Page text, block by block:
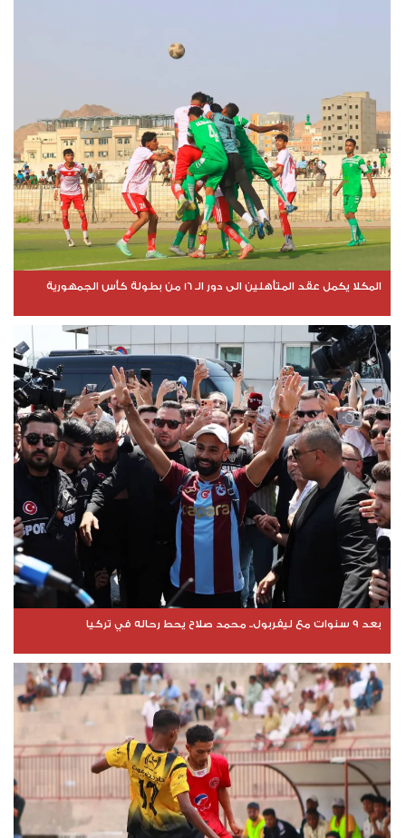
المكلا يكمل عقد المتأهلين الى دور الـ 16 من بطولة كأس الجمهورية
بعد 9 سنوات مع ليفربول.. محمد صلاح يحط رحاله في تركيا